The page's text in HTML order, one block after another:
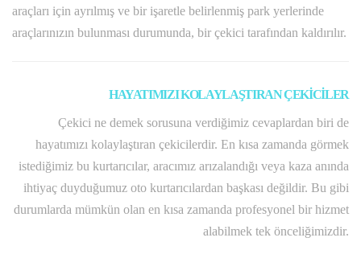
araçları için ayrılmış ve bir işaretle belirlenmiş park yerlerinde
araçlarınızın bulunması durumunda, bir çekici tarafından kaldırılır.
HAYATIMIZI KOLAYLAŞTIRAN ÇEKİCİLER
Çekici ne demek sorusuna verdiğimiz cevaplardan biri de
hayatımızı kolaylaştıran çekicilerdir. En kısa zamanda görmek
istediğimiz bu kurtarıcılar, aracımız arızalandığı veya kaza anında
ihtiyaç duyduğumuz oto kurtarıcılardan başkası değildir. Bu gibi
durumlarda mümkün olan en kısa zamanda profesyonel bir hizmet
alabilmek tek önceliğimizdir.